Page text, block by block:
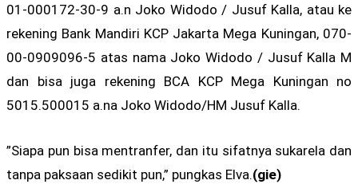
01-000172-30-9 a.n Joko Widodo / Jusuf Kalla, atau ke
rekening Bank Mandiri KCP Jakarta Mega Kuningan, 070-
00-0909096-5 atas nama Joko Widodo / Jusuf Kalla M
dan bisa juga rekening BCA KCP Mega Kuningan no
5015.500015 a.na Joko Widodo/HM Jusuf Kalla.
”Siapa pun bisa mentranfer, dan itu sifatnya sukarela dan
tanpa paksaan sedikit pun,” pungkas Elva.(gie)